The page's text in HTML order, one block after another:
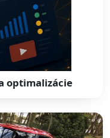
optimalizácie